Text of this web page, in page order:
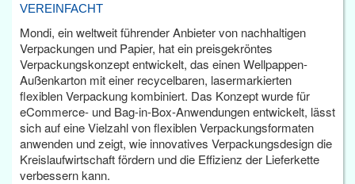
VEREINFACHT
Mondi, ein weltweit führender Anbieter von nachhaltigen
Verpackungen und Papier, hat ein preisgekröntes
Verpackungskonzept entwickelt, das einen Wellpappen-
Außenkarton mit einer recycelbaren, lasermarkierten
flexiblen Verpackung kombiniert. Das Konzept wurde für
eCommerce- und Bag-in-Box-Anwendungen entwickelt, lässt
sich auf eine Vielzahl von flexiblen Verpackungsformaten
anwenden und zeigt, wie innovatives Verpackungsdesign die
Kreislaufwirtschaft fördern und die Effizienz der Lieferkette
verbessern kann.